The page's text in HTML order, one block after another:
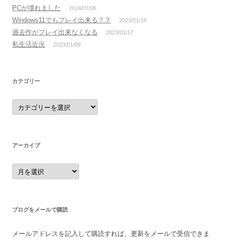
PCが壊れました 2024/07/06
Windows11でもプレイ出来る？？ 2023/01/18
過去作がプレイ出来なくなる 2023/01/17
私生活近況 2023/01/09
カテゴリー
カ
テ
ゴ
アーカイブ
ア
ー
カ
ブログをメールで購読
メールアドレスを記入して購読すれば、更新をメールで受信できま